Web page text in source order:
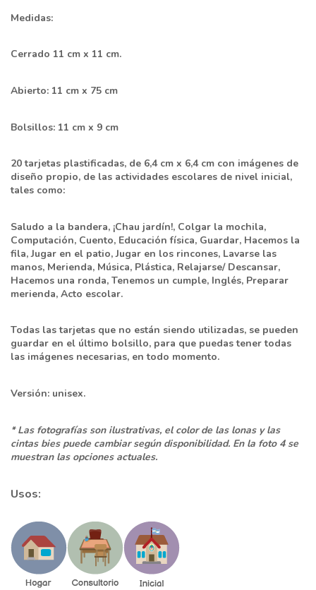
Medidas:
Cerrado 11 cm x 11 cm.
Abierto: 11 cm x 75 cm
Bolsillos: 11 cm x 9 cm
20 tarjetas plastificadas, de 6,4 cm x 6,4 cm con imágenes de
diseño propio, de las actividades escolares de nivel inicial,
tales como:
Saludo a la bandera, ¡Chau jardín!, Colgar la mochila,
Computación, Cuento, Educación física, Guardar, Hacemos la
fila, Jugar en el patio, Jugar en los rincones, Lavarse las
manos, Merienda, Música, Plástica, Relajarse/ Descansar,
Hacemos una ronda, Tenemos un cumple, Inglés, Preparar
merienda, Acto escolar.
Todas las tarjetas que no están siendo utilizadas, se pueden
guardar en el último bolsillo, para que puedas tener todas
las imágenes necesarias, en todo momento.
Versión: unisex.
* Las fotografías son ilustrativas, el color de las lonas y las
cintas bies puede cambiar según disponibilidad. En la foto 4 se
muestran las opciones actuales.
Usos: